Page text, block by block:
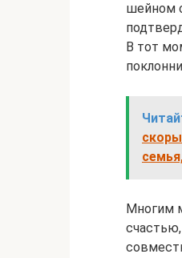
шейном
В тот
Многим